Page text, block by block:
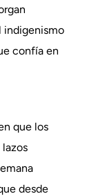
indigenismo
confía en
que los
desde